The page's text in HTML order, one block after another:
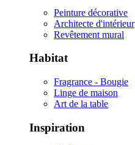
Peinture décorative
Architecte d'intérieur
Revêtement mural
Habitat
Fragrance - Bougie
Linge de maison
Art de la table
Inspiration